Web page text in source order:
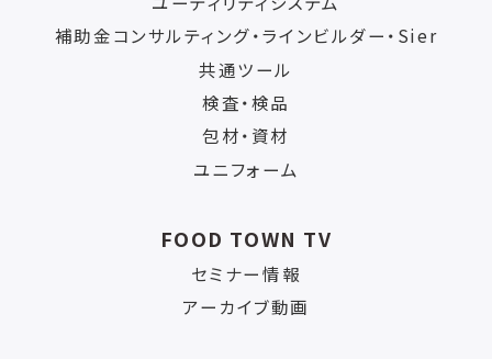
補助金コンサルティング・ラインビルダー・Sier
共通ツール
検査・検品
包材・資材
ユニフォーム
FOOD TOWN TV
セミナー情報
アーカイブ動画